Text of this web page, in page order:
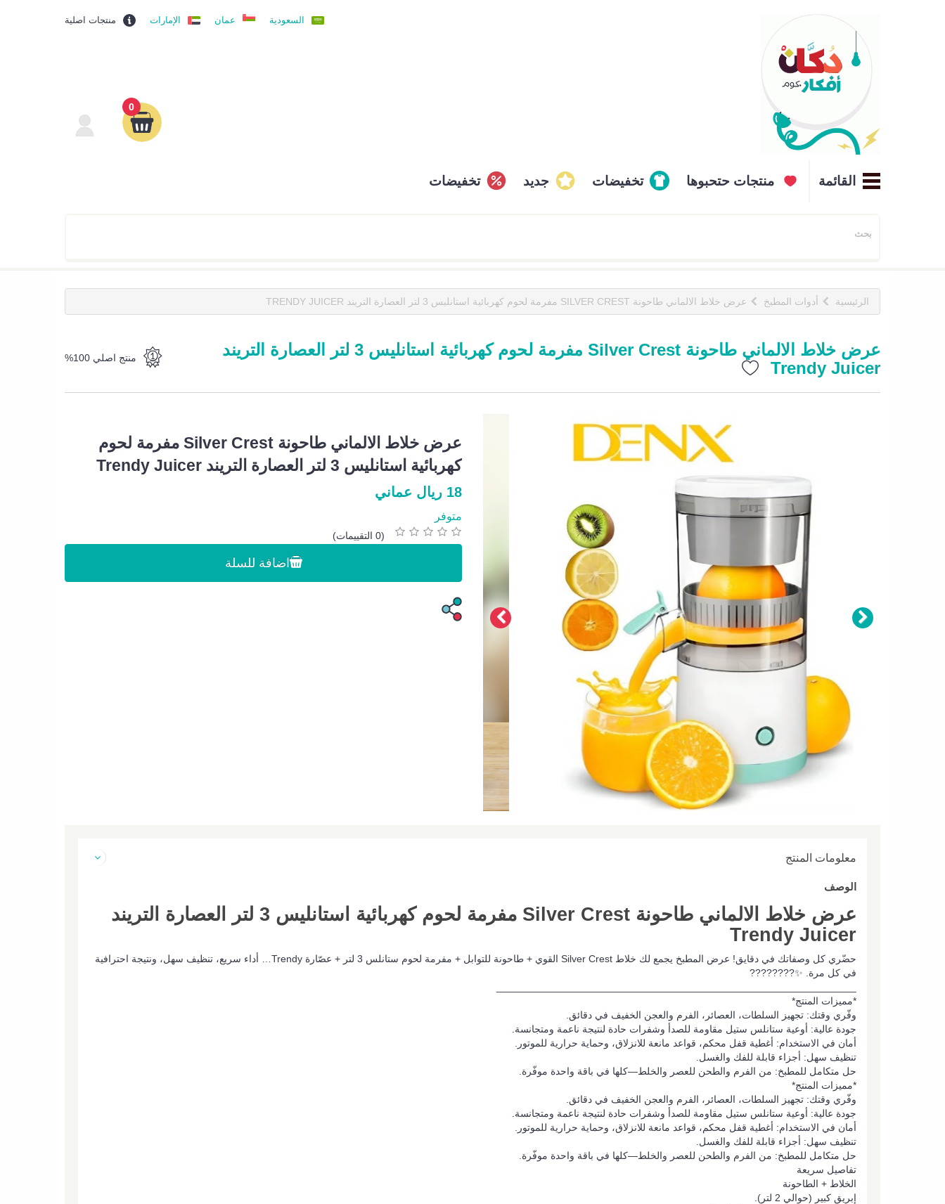
السعودية عمان الإمارات منتجات اصلية
0
القائمة منتجات حتحبوها تخفيضات جديد تخفيضات
الرئيسية أدوات المطبخ عرض خلاط الالماني طاحونة SILVER CREST مفرمة لحوم كهربائية استانليس 3 لتر العصارة التريند TRENDY JUICER
عرض خلاط الالماني طاحونة Silver Crest مفرمة لحوم كهربائية استانليس 3 لتر العصارة التريند
Trendy Juicer
منتج اصلي 100%
عرض خلاط الالماني طاحونة Silver Crest مفرمة لحوم
كهربائية استانليس 3 لتر العصارة التريند Trendy Juicer
18 ريال عماني
متوفر
(0 التقييمات)
اضافة للسلة
معلومات المنتج
الوصف
عرض خلاط الالماني طاحونة Silver Crest مفرمة لحوم كهربائية استانليس 3 لتر العصارة التريند
Trendy Juicer
حضّري كل وصفاتك في دقايق! عرض المطبخ يجمع لك خلاط Silver Crest القوي + طاحونة للتوابل + مفرمة لحوم ستانلس 3 لتر + عصّارة Trendy… أداء سريع، تنظيف سهل، ونتيجة احترافية
في كل مرة. ✨????????
*مميزات المنتج*
وفّري وقتك: تجهيز السلطات، العصائر، الفرم والعجن الخفيف في دقائق.
جودة عالية: أوعية ستانلس ستيل مقاومة للصدأ وشفرات حادة لنتيجة ناعمة ومتجانسة.
أمان في الاستخدام: أغطية قفل محكم، قواعد مانعة للانزلاق، وحماية حرارية للموتور.
تنظيف سهل: أجزاء قابلة للفك والغسل.
حل متكامل للمطبخ: من الفرم والطحن للعصر والخلط—كلها في باقة واحدة موفّرة.
*مميزات المنتج*
وفّري وقتك: تجهيز السلطات، العصائر، الفرم والعجن الخفيف في دقائق.
جودة عالية: أوعية ستانلس ستيل مقاومة للصدأ وشفرات حادة لنتيجة ناعمة ومتجانسة.
أمان في الاستخدام: أغطية قفل محكم، قواعد مانعة للانزلاق، وحماية حرارية للموتور.
تنظيف سهل: أجزاء قابلة للفك والغسل.
حل متكامل للمطبخ: من الفرم والطحن للعصر والخلط—كلها في باقة واحدة موفّرة.
تفاصيل سريعة
الخلاط + الطاحونة
إبريق كبير (حوالي 2 لتر).